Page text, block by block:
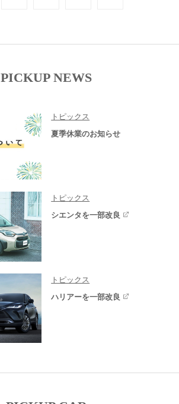
PICKUP NEWS
トピックス
夏季休業のお知らせ
トピックス
シエンタを一部改良
トピックス
ハリアーを一部改良